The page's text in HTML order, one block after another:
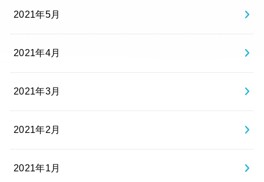
2021年5月
2021年4月
2021年3月
2021年2月
2021年1月